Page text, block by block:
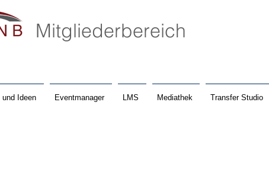
Mitgliederbereich
und Ideen Eventmanager LMS Mediathek Transfer Studio